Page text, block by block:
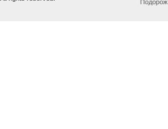
Подорож